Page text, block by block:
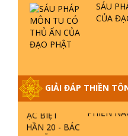
SÁU
CỦA
GIẢI ĐÁP THIỀN
GIẢI ĐÁP